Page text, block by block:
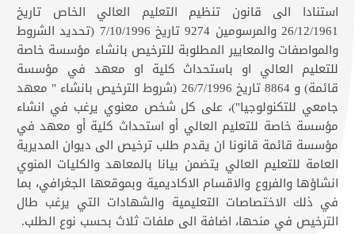
استنادا الى قانون تنظيم التعليم العالي الخاص تاريخ
26/12/1961 والمرسومين 9274 تاريخ 7/10/1996 (تحديد الشروط
والمواصفات والمعايير المطلوبة للترخيص بانشاء مؤسسة خاصة
للتعليم العالي او باستحداث كلية او معهد في مؤسسة
قائمة) و 8864 تاريخ 26/7/1996 (شروط الترخيص بانشاء " معهد
جامعي للتكنولوجيا")، على كل شخص معنوي يرغب في انشاء
مؤسسة خاصة للتعليم العالي أو استحداث كلية أو معهد في
مؤسسة قائمة قانونا ان يقدم طلب ترخيص الى ديوان المديرية
العامة للتعليم العالي يتضمن بيانا بالمعاهد والكليات المنوي
انشاؤها والفروع والاقسام الاكاديمية وبموقعها الجغرافي، بما
في ذلك الاختصاصات التعليمية والشهادات التي يرغب طال
الترخيص في منحها، اضافة الى ملفات ثلاث بحسب نوع الطلب.